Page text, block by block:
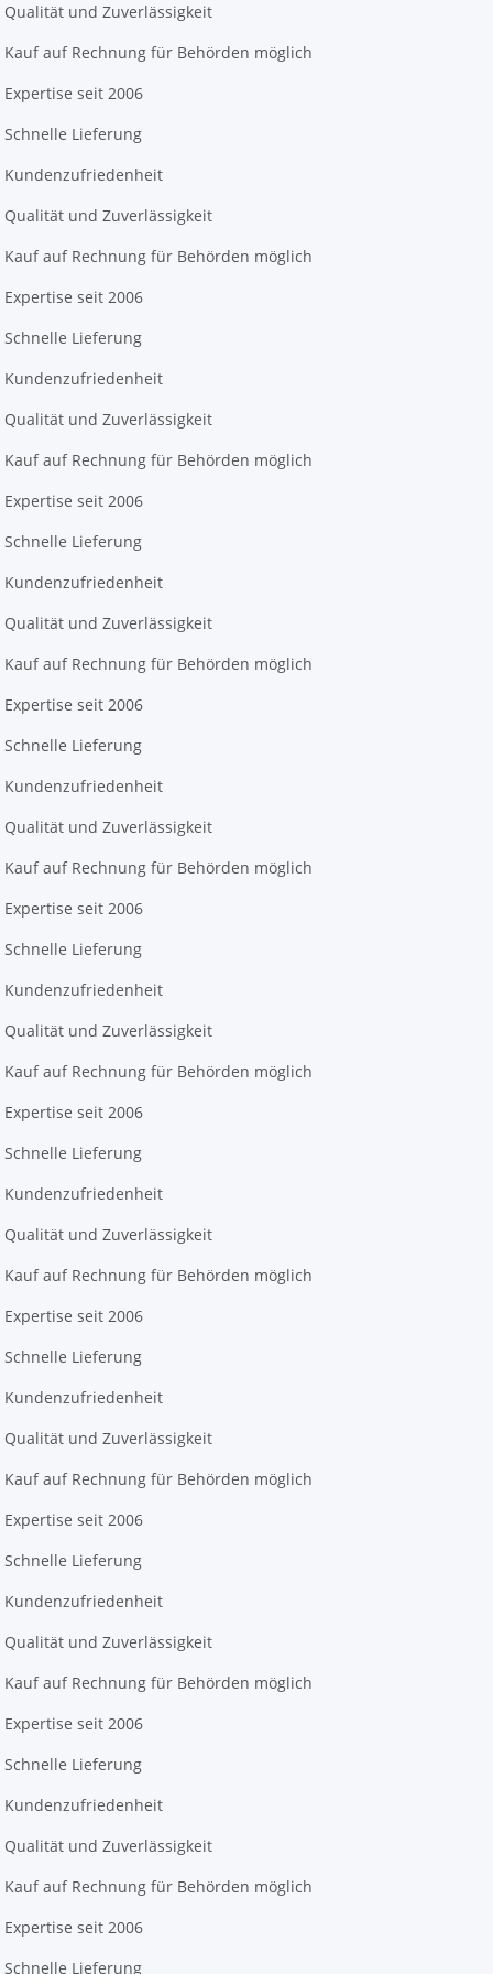
Qualität und Zuverlässigkeit
Kauf auf Rechnung für Behörden möglich
Expertise seit 2006
Schnelle Lieferung
Kundenzufriedenheit
Qualität und Zuverlässigkeit
Kauf auf Rechnung für Behörden möglich
Expertise seit 2006
Schnelle Lieferung
Kundenzufriedenheit
Qualität und Zuverlässigkeit
Kauf auf Rechnung für Behörden möglich
Expertise seit 2006
Schnelle Lieferung
Kundenzufriedenheit
Qualität und Zuverlässigkeit
Kauf auf Rechnung für Behörden möglich
Expertise seit 2006
Schnelle Lieferung
Kundenzufriedenheit
Qualität und Zuverlässigkeit
Kauf auf Rechnung für Behörden möglich
Expertise seit 2006
Schnelle Lieferung
Kundenzufriedenheit
Qualität und Zuverlässigkeit
Kauf auf Rechnung für Behörden möglich
Expertise seit 2006
Schnelle Lieferung
Kundenzufriedenheit
Qualität und Zuverlässigkeit
Kauf auf Rechnung für Behörden möglich
Expertise seit 2006
Schnelle Lieferung
Kundenzufriedenheit
Qualität und Zuverlässigkeit
Kauf auf Rechnung für Behörden möglich
Expertise seit 2006
Schnelle Lieferung
Kundenzufriedenheit
Qualität und Zuverlässigkeit
Kauf auf Rechnung für Behörden möglich
Expertise seit 2006
Schnelle Lieferung
Kundenzufriedenheit
Qualität und Zuverlässigkeit
Kauf auf Rechnung für Behörden möglich
Expertise seit 2006
Schnelle Lieferung